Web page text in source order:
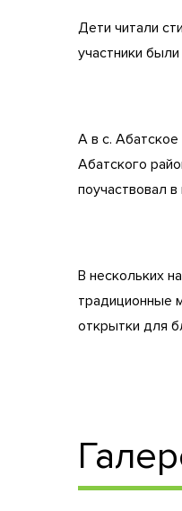
Дети читали
участники
А в с.
Абатского
поучаствовал
В нескольких
традиционные
открытки для